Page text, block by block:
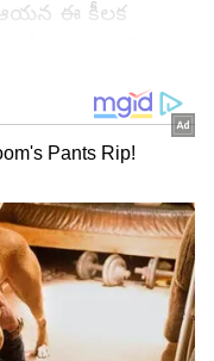
ఈ కీలక
రద్దీ ఒక పెద్ద
అండర్‌పాస్‌లు,
పూర్తిగా తగ్గడం
ద్వారా అదనపు